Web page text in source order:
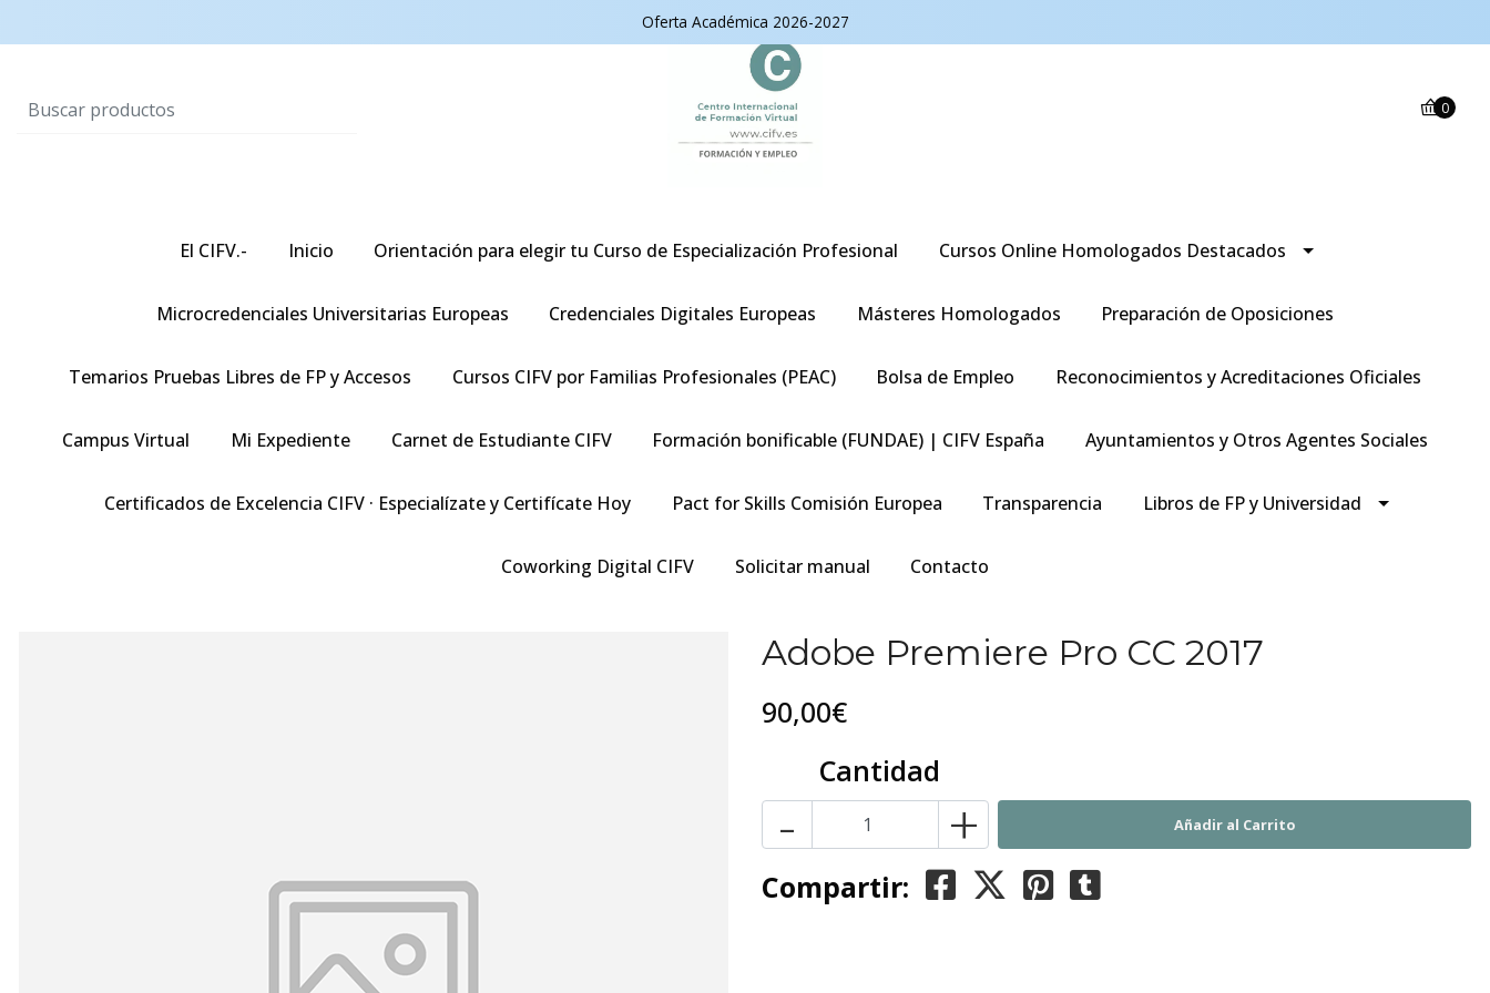
Oferta Académica 2026-2027
0
El CIFV.- Inicio Orientación para elegir tu Curso de Especialización Profesional Cursos Online Homologados Destacados
Microcredenciales Universitarias Europeas Credenciales Digitales Europeas Másteres Homologados Preparación de Oposiciones
Temarios Pruebas Libres de FP y Accesos Cursos CIFV por Familias Profesionales (PEAC) Bolsa de Empleo Reconocimientos y Acreditaciones Oficiales
Campus Virtual Mi Expediente Carnet de Estudiante CIFV Formación bonificable (FUNDAE) | CIFV España Ayuntamientos y Otros Agentes Sociales
Certificados de Excelencia CIFV · Especialízate y Certifícate Hoy Pact for Skills Comisión Europea Transparencia Libros de FP y Universidad
Coworking Digital CIFV Solicitar manual Contacto
Adobe Premiere Pro CC 2017
90,00€
Cantidad
- +
Compartir: